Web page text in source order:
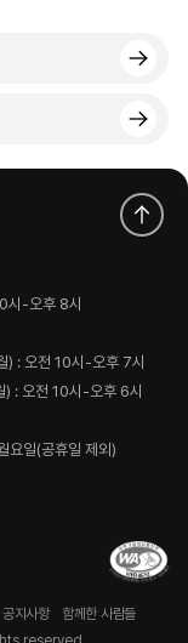
시-오후 8시
) : 오전 10시-오후 7시
: 오전 10시-오후 6시
요일(공휴일 제외)
공지사항
함께한 사람들